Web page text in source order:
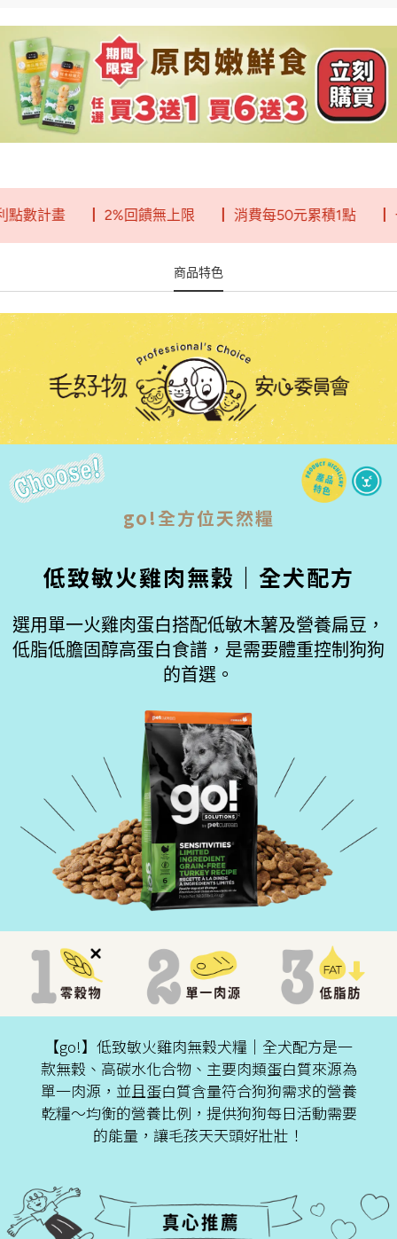
計畫 ┃ 2%回饋無上限 ┃ 消費每50元累積1點 ┃ 一點
商品特色
go!全方位天然糧
低致敏火雞肉無穀｜全犬配方
選用單一火雞肉蛋白搭配低敏木薯及營養扁豆，
低脂低膽固醇高蛋白食譜，是需要體重控制狗狗
的首選。
【go!】低致敏火雞肉無穀犬糧│全犬配方是一
款無穀、高碳水化合物、主要肉類蛋白質來源為
單一肉源，並且蛋白質含量符合狗狗需求的營養
乾糧～均衡的營養比例，提供狗狗每日活動需要
的能量，讓毛孩天天頭好壯壯！